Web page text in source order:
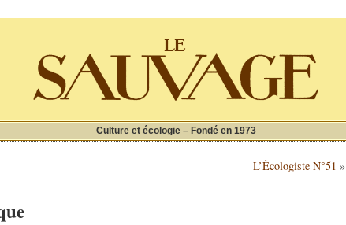
Culture et écologie – Fondé en 1973
L’Écologiste N°51 »